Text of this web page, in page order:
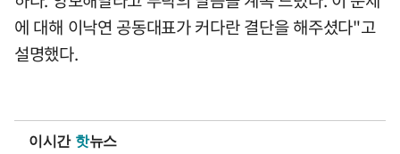
에 대해 이낙연 공동대표가 커다란 결단을 해주셨다"고
설명했다.
이시간 핫뉴스